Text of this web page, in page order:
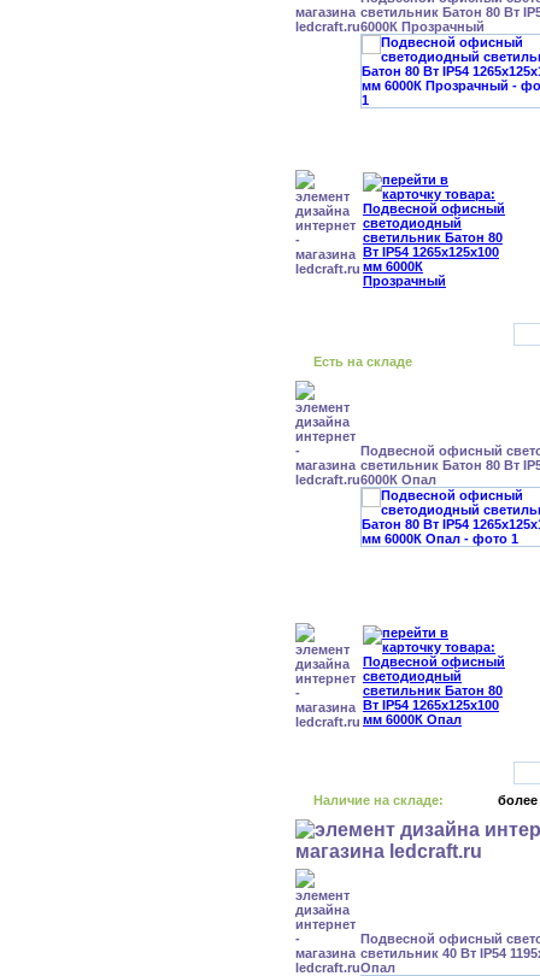
светильник Батон 80 Вт
6000К Прозрачный
Есть на складе
Подвесной офисный
светильник Батон 80 Вт
6000К Опал
Наличие на складе: более
Подвесной офисный
светильник 40 Вт IP54
Опал